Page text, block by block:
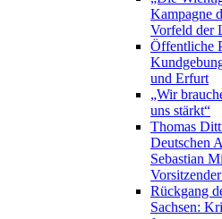
Kampagne
Vorfeld der
Öffentliche
und Erfurt
„Wir
uns stärkt“
Thomas
Deutschen
Sebastian
Rückgang
Sachsen: